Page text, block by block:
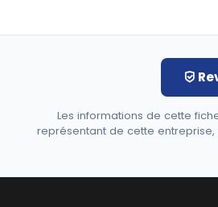
Les informations de cette
représentant de cette